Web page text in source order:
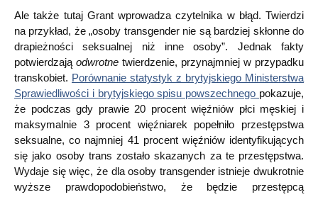
Ale także tutaj Grant wprowadza czytelnika w błąd. Twierdzi
na przykład, że „osoby transgender nie są bardziej skłonne do
drapieżności seksualnej niż inne osoby”. Jednak fakty
potwierdzają odwrotne twierdzenie, przynajmniej w przypadku
transkobiet. Porównanie statystyk z brytyjskiego Ministerstwa
Sprawiedliwości i brytyjskiego spisu powszechnego pokazuje,
że podczas gdy prawie 20 procent więźniów płci męskiej i
maksymalnie 3 procent więźniarek popełniło przestępstwa
seksualne, co najmniej 41 procent więźniów identyfikujących
się jako osoby trans zostało skazanych za te przestępstwa.
Wydaje się więc, że dla osoby transgender istnieje dwukrotnie
wyższe prawdopodobieństwo, że będzie przestępcą